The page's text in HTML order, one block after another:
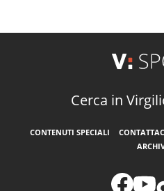
Cerca in
CONTENUTI SPECIALI